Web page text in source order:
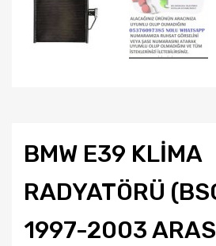
BMW E39 KLİMA
RADYATÖRÜ
1997-2003